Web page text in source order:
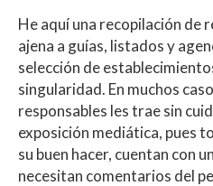
at
s
A
p
p
e
b
o
o
k
w
itt
er
o
m
p
ar
ti
r
He aquí una recopilación de
ajena a guías, listados y
selección de
singularidad. En muchos
responsables les trae sin
exposición mediática, pues
su buen hacer, cuentan con
necesitan comentarios del